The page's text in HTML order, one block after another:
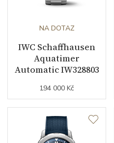
Barva číselníku
Indexy číselníku
Řemínek / Spona
Materiál řemínku
Šířka řemínku (nožky/spona)
NA DOTAZ
IWC Schaffhausen
Aquatimer
Automatic IW328803
194 000 Kč